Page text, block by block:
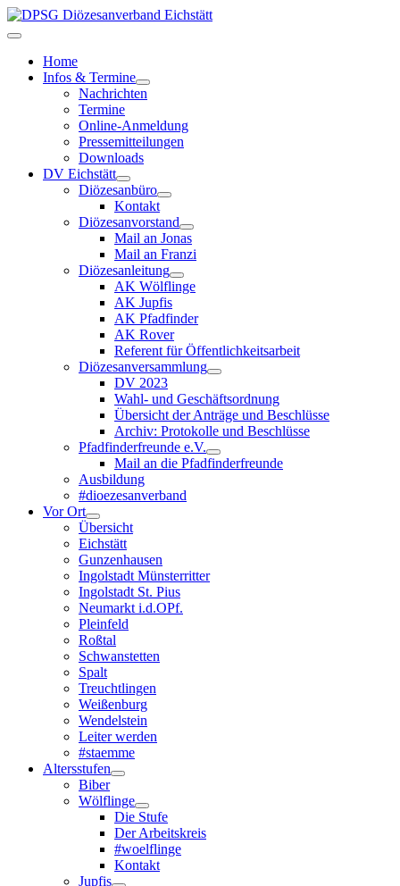
Home
Infos & Termine
Nachrichten
Termine
Online-Anmeldung
Pressemitteilungen
Downloads
DV Eichstätt
Diözesanbüro
Kontakt
Diözesanvorstand
Mail an Jonas
Mail an Franzi
Diözesanleitung
AK Wölflinge
AK Jupfis
AK Pfadfinder
AK Rover
Referent für Öffentlichkeitsarbeit
Diözesanversammlung
DV 2023
Wahl- und Geschäftsordnung
Übersicht der Anträge und Beschlüsse
Archiv: Protokolle und Beschlüsse
Pfadfinderfreunde e.V.
Mail an die Pfadfinderfreunde
Ausbildung
#dioezesanverband
Vor Ort
Übersicht
Eichstätt
Gunzenhausen
Ingolstadt Münsterritter
Ingolstadt St. Pius
Neumarkt i.d.OPf.
Pleinfeld
Roßtal
Schwanstetten
Spalt
Treuchtlingen
Weißenburg
Wendelstein
Leiter werden
#staemme
Altersstufen
Biber
Wölflinge
Die Stufe
Der Arbeitskreis
#woelflinge
Kontakt
Jupfis